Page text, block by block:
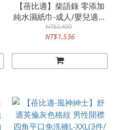
【蓓比適】柴語錄 零添加
純水濕紙巾-成人/嬰兒適用
(20抽x96包)-箱購
NT$2,400
NT$1,536